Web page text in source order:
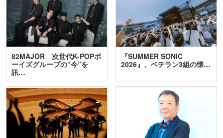
82MAJOR 次世代K-POPボ
ーイズグループの“今”を
訊…
『SUMMER SONIC
2026』、ベテラン3組の懐…